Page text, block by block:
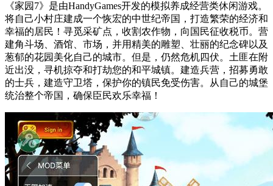
《家园7》是由HandyGames开发的模拟养成经营类休闲游戏。
将自己小村庄建成一个恢宏的中世纪帝国，打造繁荣的经济和
幸福的居民！寻觅采矿点，收割农作物，向国民征收税币。营
建角斗场、酒馆、市场，并用精美的雕塑、壮丽的纪念碑以及
葱郁的花园美化自己的城市。但是，仍然危机四伏。土匪在附
近出没，寻机掠夺和打劫您的和平城镇。建造兵营，招募勇敢
的士兵，建造守卫塔，保护你的镇民免受伤害。从自己的城堡
统治整个帝国，确保臣民欢乐幸福！